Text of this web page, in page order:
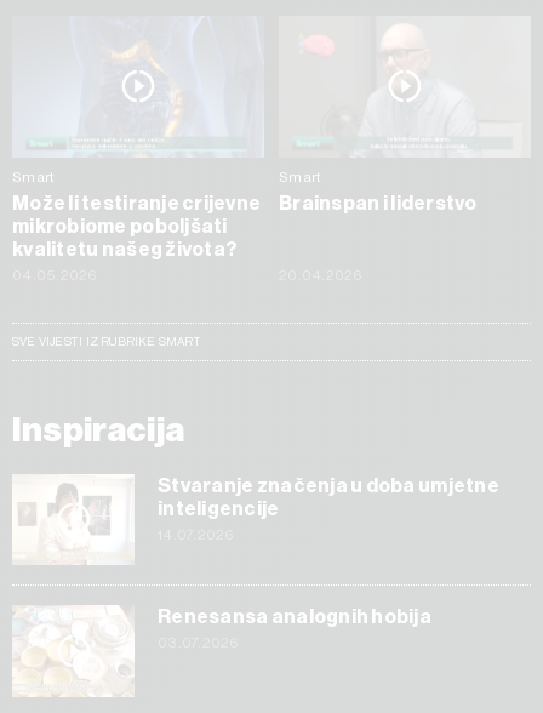
Smart
Može li testiranje crijevne
mikrobiome poboljšati
kvalitetu našeg života?
Smart
Brainspan i liderstvo
SVE VIJESTI IZ RUBRIKE SMART
Inspiracija
Stvaranje značenja u doba umjetne
inteligencije
Renesansa analognih hobija